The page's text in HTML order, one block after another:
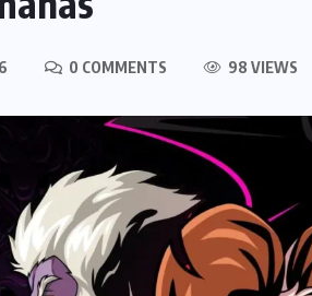
0 COMMENTS 98 VIEWS